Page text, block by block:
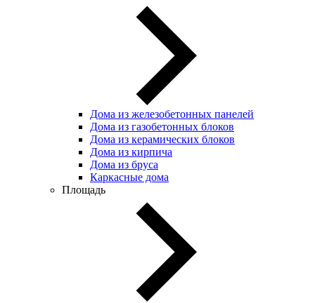
Дома из железобетонных панелей
Дома из газобетонных блоков
Дома из керамических блоков
Дома из кирпича
Дома из бруса
Каркасные дома
Площадь